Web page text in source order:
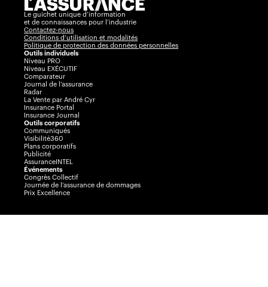
Le guichet unique d’information
et de connaissances pour l’industrie
Contactez-nous
Conditions d’utilisation et modalités
Politique de protection des données personnelles
Outils individuels
Niveau PRO
Niveau EXÉCUTIF
Comparateur
Journal de l’assurance
Radar
La Vente par André Cyr
Insurance Portal
Insurance Journal
Outils corporatifs
Communiqués
Visibilité360
Plans corporatifs
Publicité
AssuranceINTEL
Événements
Congrès Collectif
Journée de l’assurance de dommages
Prix Excellence